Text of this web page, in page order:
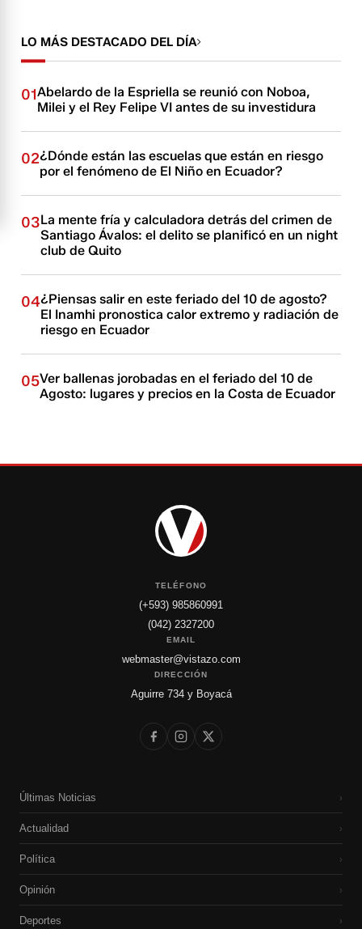
LO MÁS DESTACADO DEL DÍA
01Abelardo de la Espriella se reunió con Noboa,
Milei y el Rey Felipe VI antes de su investidura
02¿Dónde están las escuelas que están en riesgo
por el fenómeno de El Niño en Ecuador?
03La mente fría y calculadora detrás del crimen de
Santiago Ávalos: el delito se planificó en un night
club de Quito
04¿Piensas salir en este feriado del 10 de agosto?
El Inamhi pronostica calor extremo y radiación de
riesgo en Ecuador
05Ver ballenas jorobadas en el feriado del 10 de
Agosto: lugares y precios en la Costa de Ecuador
TELÉFONO
(+593) 985860991
(042) 2327200
EMAIL
webmaster@vistazo.com
DIRECCIÓN
Aguirre 734 y Boyacá
Últimas Noticias ›
Actualidad ›
Política ›
Opinión ›
Deportes ›